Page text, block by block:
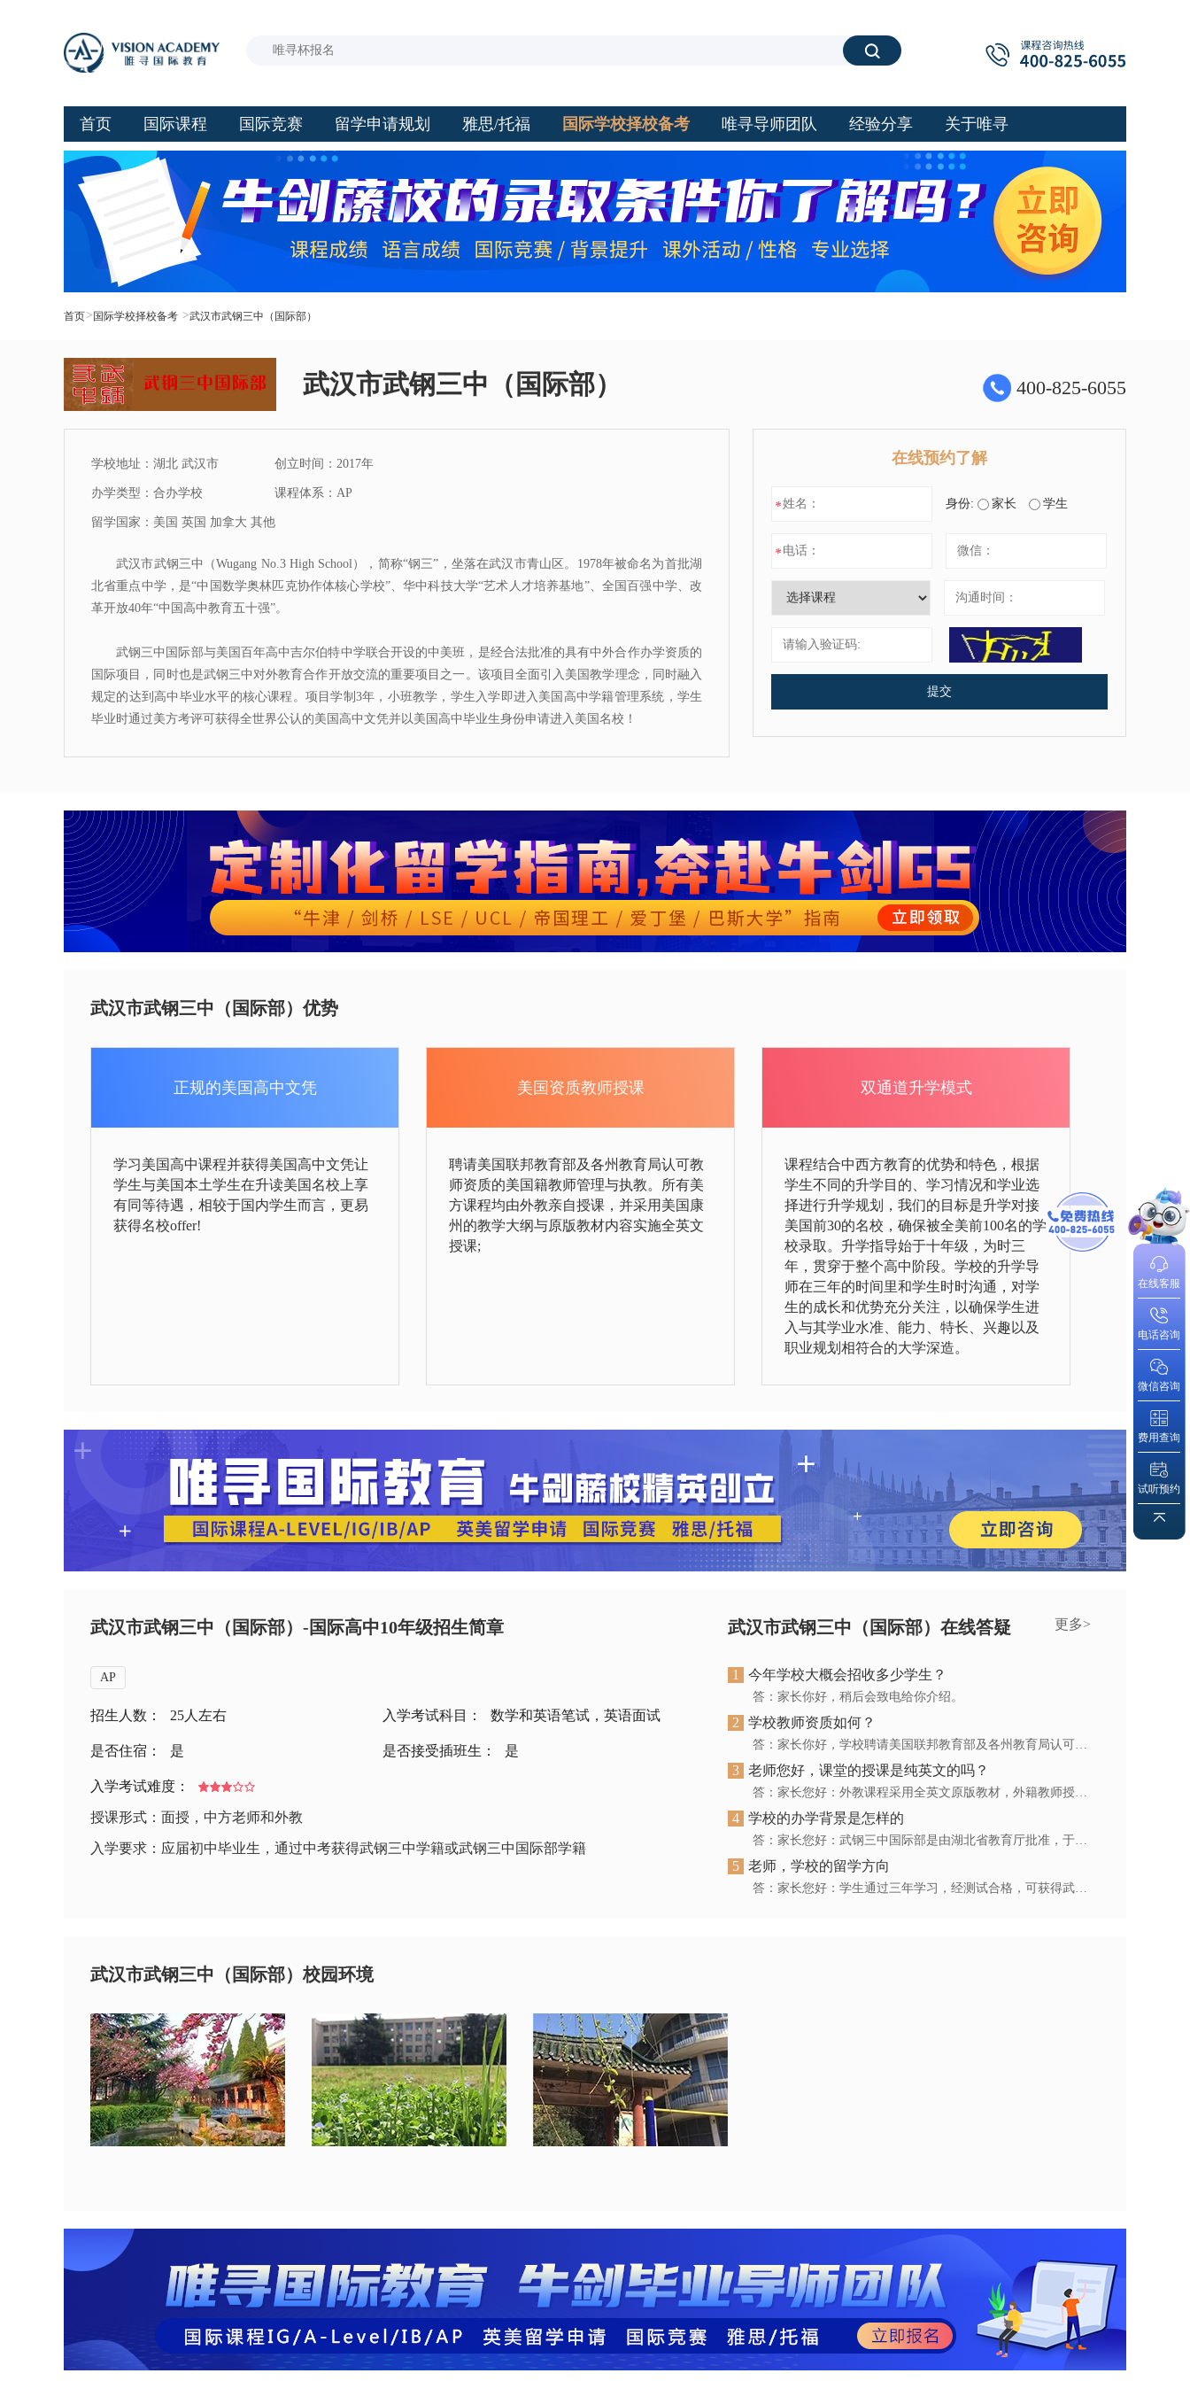
搜索
首页 国际课程 国际竞赛 留学申请规划 雅思/托福 国际学校择校备考 唯寻导师团队 经验分享 关于唯寻
首页> 国际学校择校备考 >武汉市武钢三中（国际部）
武汉市武钢三中（国际部） 400-825-6055
学校地址：湖北 武汉市 创立时间：2017年
办学类型：合办学校 课程体系：AP
留学国家：美国 英国 加拿大 其他
武汉市武钢三中（Wugang No.3 High School），简称“钢三”，坐落在武汉市青山区。1978年被命名为首批湖
北省重点中学，是“中国数学奥林匹克协作体核心学校”、华中科技大学“艺术人才培养基地”、全国百强中学、改
革开放40年“中国高中教育五十强”。
武钢三中国际部与美国百年高中吉尔伯特中学联合开设的中美班，是经合法批准的具有中外合作办学资质的
国际项目，同时也是武钢三中对外教育合作开放交流的重要项目之一。该项目全面引入美国教学理念，同时融入
规定的达到高中毕业水平的核心课程。项目学制3年，小班教学，学生入学即进入美国高中学籍管理系统，学生
毕业时通过美方考评可获得全世界公认的美国高中文凭并以美国高中毕业生身份申请进入美国名校！
在线预约了解
* 身份: 家长 学生
*
提交
武汉市武钢三中（国际部）优势
正规的美国高中文凭
学习美国高中课程并获得美国高中文凭让
学生与美国本土学生在升读美国名校上享
有同等待遇，相较于国内学生而言，更易
获得名校offer!
美国资质教师授课
聘请美国联邦教育部及各州教育局认可教
师资质的美国籍教师管理与执教。所有美
方课程均由外教亲自授课，并采用美国康
州的教学大纲与原版教材内容实施全英文
授课;
双通道升学模式
课程结合中西方教育的优势和特色，根据
学生不同的升学目的、学习情况和学业选
择进行升学规划，我们的目标是升学对接
美国前30的名校，确保被全美前100名的学
校录取。升学指导始于十年级，为时三
年，贯穿于整个高中阶段。学校的升学导
师在三年的时间里和学生时时沟通，对学
生的成长和优势充分关注，以确保学生进
入与其学业水准、能力、特长、兴趣以及
职业规划相符合的大学深造。
武汉市武钢三中（国际部）-国际高中10年级招生简章
AP
招生人数： 25人左右 入学考试科目： 数学和英语笔试，英语面试
是否住宿： 是 是否接受插班生： 是
入学考试难度：
授课形式：面授，中方老师和外教
入学要求：应届初中毕业生，通过中考获得武钢三中学籍或武钢三中国际部学籍
武汉市武钢三中（国际部）在线答疑 更多>
1 今年学校大概会招收多少学生？
答：家长你好，稍后会致电给你介绍。
2 学校教师资质如何？
答：家长你好，学校聘请美国联邦教育部及各州教育局认可教师资质的美国籍教师管理与执教。所有美方课程均由外教亲自授课，并采用美国康州的教学大纲与原版教材内容实施全英文授课。
3 老师您好，课堂的授课是纯英文的吗？
答：家长您好：外教课程采用全英文原版教材，外籍教师授课，原汁原味欧美风格教学。
4 学校的办学背景是怎样的
答：家长您好：武钢三中国际部是由湖北省教育厅批准，于2004年由武钢三中和新西兰高级中学联合创办的中午合作办学项目。新西兰高级中学是新西兰排位第一的著名高中，具备剑桥考试委员会授权组织A Level 证书考试的资格。
5 老师，学校的留学方向
答：家长您好：学生通过三年学习，经测试合格，可获得武钢三中高中毕业文凭和国外大学预科证书，毕业生可参加国内高考，也可报考进入新加坡、澳大利亚、英、美等英语语系国家大学学习。
武汉市武钢三中（国际部）校园环境
在线客服
电话咨询
微信咨询
费用查询
试听预约